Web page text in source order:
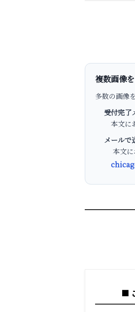
複数画像
多数の画像
受付完了
本文に
メールで
本文に
■